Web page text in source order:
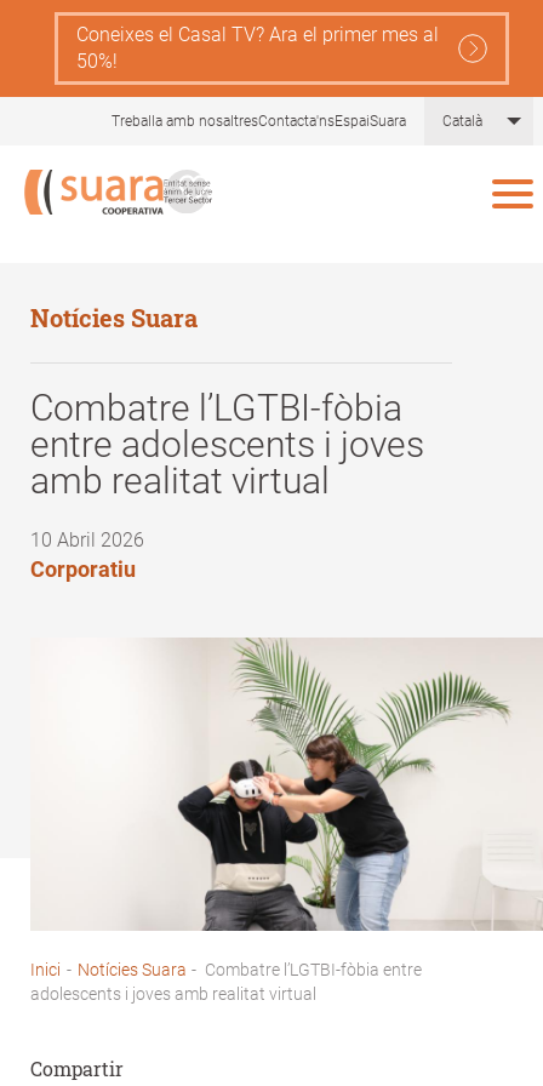
content
Coneixes el Casal TV? Ara el primer mes al
50%!
Treballa amb nosaltresContacta'nsEspaiSuara Català
Notícies Suara
Combatre l’LGTBI-fòbia
entre adolescents i joves
amb realitat virtual
10 Abril 2026
Corporatiu
Fil
Inici - Notícies Suara - Combatre l’LGTBI-fòbia entre
adolescents i joves amb realitat virtual
Compartir